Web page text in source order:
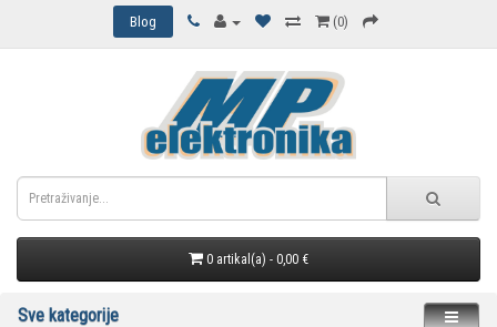
Blog (0)
0 artikal(a) - 0,00 €
Sve kategorije